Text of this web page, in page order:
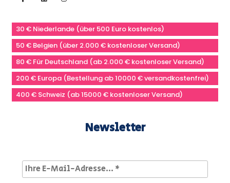
30 € Niederlande (über 500 Euro kostenlos)
50 € Belgien (über 2.000 € kostenloser Versand)
80 € Für Deutschland (ab 2.000 € kostenloser Versand)
200 € Europa (Bestellung ab 10000 € versandkostenfrei)
400 € Schweiz (ab 15000 € kostenloser Versand)
Newsletter